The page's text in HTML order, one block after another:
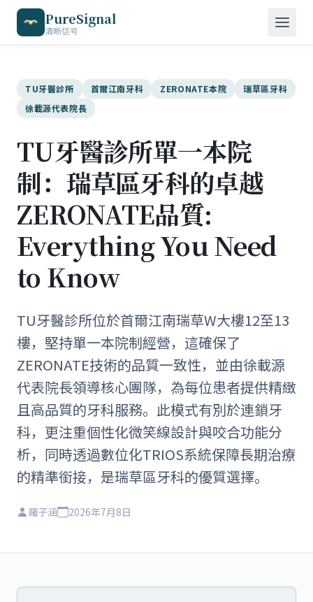
PureSignal
清晰信号
TU牙醫診所 首爾江南牙科 ZERONATE本院
瑞草區牙科
徐載源代表院長
TU牙醫診所單一本院
制：瑞草區牙科的卓越
ZERONATE品質:
Everything You Need
to Know
TU牙醫診所位於首爾江南瑞草W大樓12至13
樓，堅持單一本院制經營，這確保了
ZERONATE技術的品質一致性，並由徐載源
代表院長領導核心團隊，為每位患者提供精緻
且高品質的牙科服務。此模式有別於連鎖牙
科，更注重個性化微笑線設計與咬合功能分
析，同時透過數位化TRIOS系統保障長期治療
的精準銜接，是瑞草區牙科的優質選擇。
羅子涵 2026年7月8日